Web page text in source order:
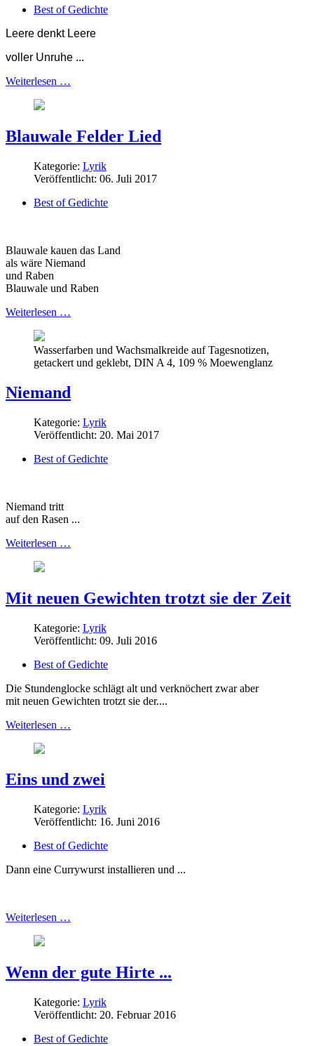
Best of Gedichte
Leere denkt Leere
voller Unruhe ...
Weiterlesen …
Blauwale Felder Lied
Kategorie: Lyrik
Veröffentlicht: 06. Juli 2017
Best of Gedichte
Blauwale kauen das Land
als wäre Niemand
und Raben
Blauwale und Raben
Weiterlesen …
Wasserfarben und Wachsmalkreide auf Tagesnotizen,
getackert und geklebt, DIN A 4, 109 % Moewenglanz
Niemand
Kategorie: Lyrik
Veröffentlicht: 20. Mai 2017
Best of Gedichte
Niemand tritt
auf den Rasen ...
Weiterlesen …
Mit neuen Gewichten trotzt sie der Zeit
Kategorie: Lyrik
Veröffentlicht: 09. Juli 2016
Best of Gedichte
Die Stundenglocke schlägt alt und verknöchert zwar aber
mit neuen Gewichten trotzt sie der....
Weiterlesen …
Eins und zwei
Kategorie: Lyrik
Veröffentlicht: 16. Juni 2016
Best of Gedichte
Dann eine Currywurst installieren und ...
Weiterlesen …
Wenn der gute Hirte ...
Kategorie: Lyrik
Veröffentlicht: 20. Februar 2016
Best of Gedichte